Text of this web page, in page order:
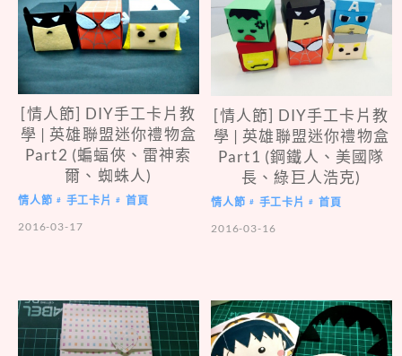
[情人節] DIY手工卡片教
學 | 英雄聯盟迷你禮物盒
Part2 (蝙蝠俠、雷神索
爾、蜘蛛人)
情人節 # 手工卡片 #
首頁
2016-03-17
[情人節] DIY手工卡片教
學 | 英雄聯盟迷你禮物盒
Part1 (鋼鐵人、美國隊
長、綠巨人浩克)
情人節 # 手工卡片 #
首頁
2016-03-16